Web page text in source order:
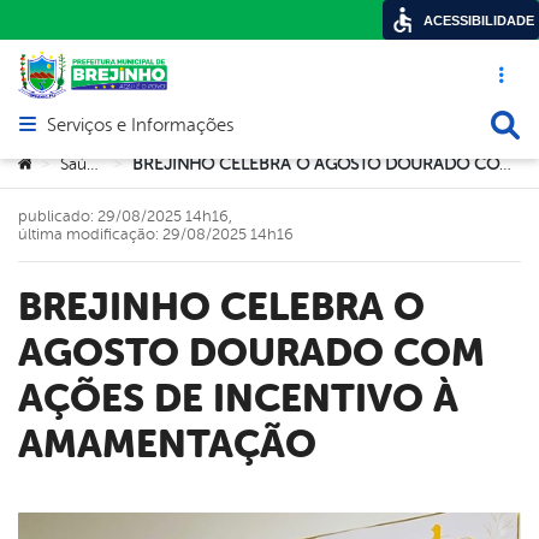
Acesso
Abrir menu principal de navegação
Serviços e Informações
Você está aqui:
> Saúde > BREJINHO CELEBRA O AGOSTO DOURADO COM AÇÕES DE INCENTIVO À AMAMENTAÇÃO
BREJINHO CELEBRA O
AGOSTO DOURADO COM
AÇÕES DE INCENTIVO À
AMAMENTAÇÃO
publicado: 29/08/2025 14h16,
última modificação: 29/08/2025 14h16
ACESSIBILIDADE